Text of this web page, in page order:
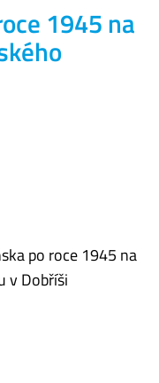
1945 na
po roce 1945 na
v Dobříši